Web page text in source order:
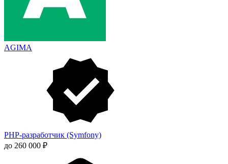
AGIMA
PHP-разработчик (Symfony)
до 260 000 ₽